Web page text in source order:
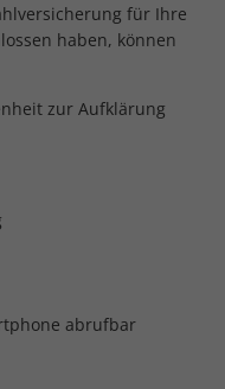
für Ihre
haben, können
zur Aufklärung
abrufbar